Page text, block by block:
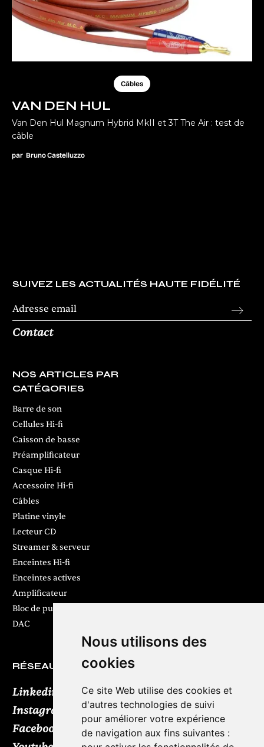
Nous utilisons des
cookies
Ce site Web utilise des cookies et
d'autres technologies de suivi
pour améliorer votre expérience
de navigation aux fins suivantes :
Câbles
VAN DEN HUL
Van Den Hul Magnum Hybrid MkII et 3T The Air : test de
câble
par Bruno Castelluzzo
SUIVEZ LES ACTUALITÉS HAUTE FIDÉLITÉ
Contact
NOS ARTICLES PAR
CATÉGORIES
Barre de son
Cellules Hi-fi
Caisson de basse
Préamplificateur
Casque Hi-fi
Accessoire Hi-fi
Câbles
Platine vinyle
Lecteur CD
Streamer & serveur
Enceintes Hi-fi
Enceintes actives
Amplificateur
Bloc de puissance
DAC
RÉSEAUX SOCIAUX
Linkedin
Instagram
Facebook